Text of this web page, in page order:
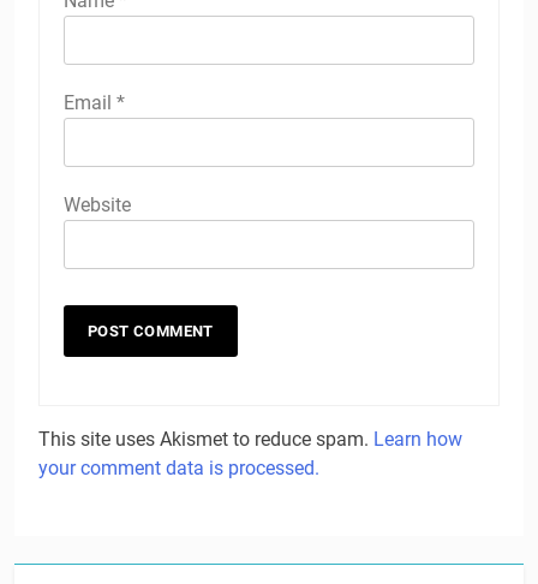
Email *
Website
This site uses Akismet to reduce spam. Learn how
your comment data is processed.